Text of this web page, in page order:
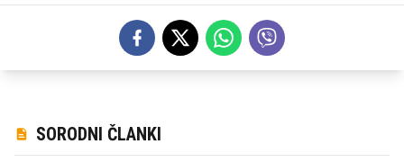
SORODNI ČLANKI